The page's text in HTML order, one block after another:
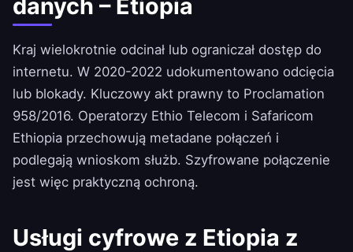
danych – Etiopia
Kraj wielokrotnie odcinał lub ograniczał dostęp do
internetu. W 2020-2022 udokumentowano odcięcia
lub blokady. Kluczowy akt prawny to Proclamation
958/2016. Operatorzy Ethio Telecom i Safaricom
Ethiopia przechowują metadane połączeń i
podlegają wnioskom służb. Szyfrowane połączenie
jest więc praktyczną ochroną.
Usługi cyfrowe z Etiopia z